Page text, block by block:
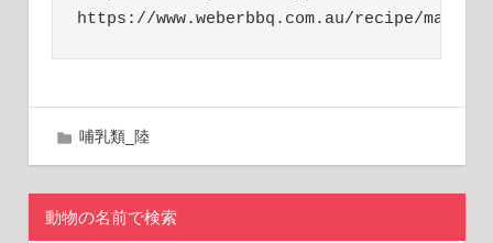
https://www.weberbbq.com.au/recipe/
乳
類
通
販
2018年10月14日
chinniku
哺乳類_陸
動物の名前で検索